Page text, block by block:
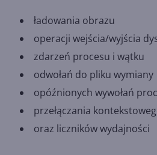
ładowania obrazu
operacji wejścia/wyjścia
zdarzeń procesu i wątku
odwołań do pliku wymiany
opóźnionych wywołań
przełączania
oraz liczników wydajności